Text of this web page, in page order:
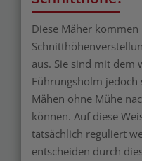
Diese Mäher
aus. Sie sind mit dem
Führungsholm jedoch
Mähen ohne Mühe
können. Auf diese
tatsächlich reguliert
entscheiden durch